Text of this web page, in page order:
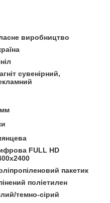
виробництво
сувенірний,
FULL HD
пакетик
поліетилен
темно-сірий